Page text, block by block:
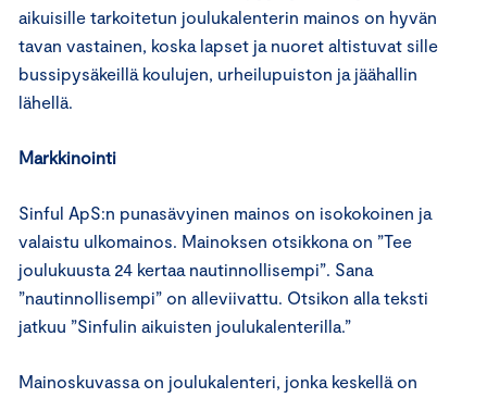
aikuisille tarkoitetun joulukalenterin mainos on hyvän
tavan vastainen, koska lapset ja nuoret altistuvat sille
bussipysäkeillä koulujen, urheilupuiston ja jäähallin
lähellä.
Markkinointi
Sinful ApS:n punasävyinen mainos on isokokoinen ja
valaistu ulkomainos. Mainoksen otsikkona on ”Tee
joulukuusta 24 kertaa nautinnollisempi”. Sana
”nautinnollisempi” on alleviivattu. Otsikon alla teksti
jatkuu ”Sinfulin aikuisten joulukalenterilla.”
Mainoskuvassa on joulukalenteri, jonka keskellä on